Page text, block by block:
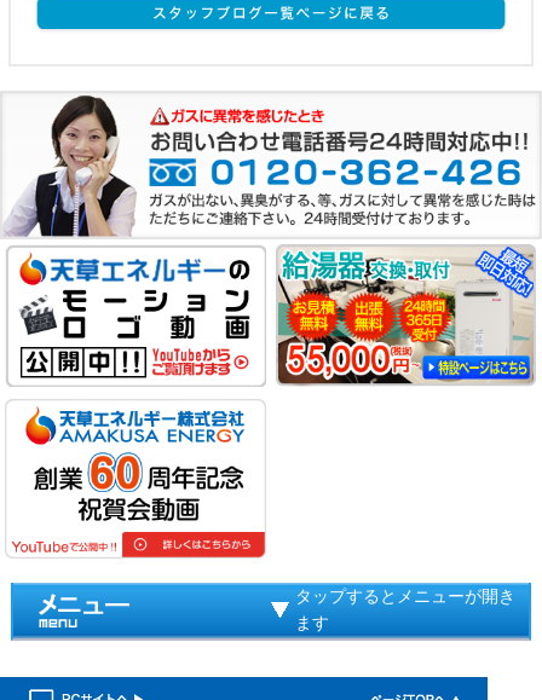
タップするとメニューが開き
ます